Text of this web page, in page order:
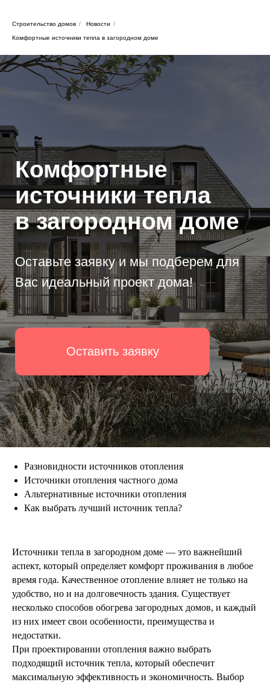
Строительство домов / Новости /
Комфортные источники тепла в загородном доме
Оставить заявку
Оставьте заявку и мы подберем для
Вас идеальный проект дома!
Комфортные
источники тепла
в загородном доме
Разновидности источников отопления
Источники отопления частного дома
Альтернативные источники отопления
Как выбрать лучший источник тепла?
Источники тепла в загородном доме — это важнейший
аспект, который определяет комфорт проживания в любое
время года. Качественное отопление влияет не только на
удобство, но и на долговечность здания. Существует
несколько способов обогрева загородных домов, и каждый
из них имеет свои особенности, преимущества и
недостатки.
При проектировании отопления важно выбрать
подходящий источник тепла, который обеспечит
максимальную эффективность и экономичность. Выбор